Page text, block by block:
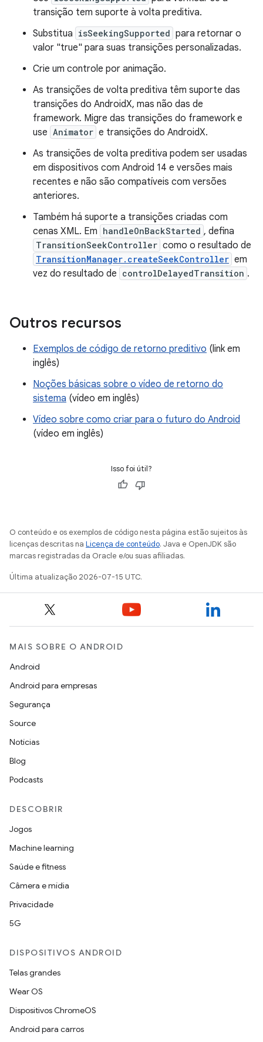
transição tem suporte à volta preditiva.
Substitua isSeekingSupported para retornar o
valor "true" para suas transições personalizadas.
Crie um controle por animação.
As transições de volta preditiva têm suporte das
transições do AndroidX, mas não das de
framework. Migre das transições do framework e
use Animator e transições do AndroidX.
As transições de volta preditiva podem ser usadas
em dispositivos com Android 14 e versões mais
recentes e não são compatíveis com versões
anteriores.
Também há suporte a transições criadas com
cenas XML. Em handleOnBackStarted , defina
TransitionSeekController como o resultado de
TransitionManager.createSeekController em
vez do resultado de controlDelayedTransition .
Outros recursos
Exemplos de código de retorno preditivo (link em
inglês)
Noções básicas sobre o vídeo de retorno do
sistema (vídeo em inglês)
Vídeo sobre como criar para o futuro do Android
(vídeo em inglês)
Isso foi útil?
O conteúdo e os exemplos de código nesta página estão sujeitos às
licenças descritas na Licença de conteúdo. Java e OpenJDK são
marcas registradas da Oracle e/ou suas afiliadas.
Última atualização 2026-07-15 UTC.
MAIS SOBRE O ANDROID
Android
Android para empresas
Segurança
Source
Notícias
Blog
Podcasts
DESCOBRIR
Jogos
Machine learning
Saúde e fitness
Câmera e mídia
Privacidade
5G
DISPOSITIVOS ANDROID
Telas grandes
Wear OS
Dispositivos ChromeOS
Android para carros